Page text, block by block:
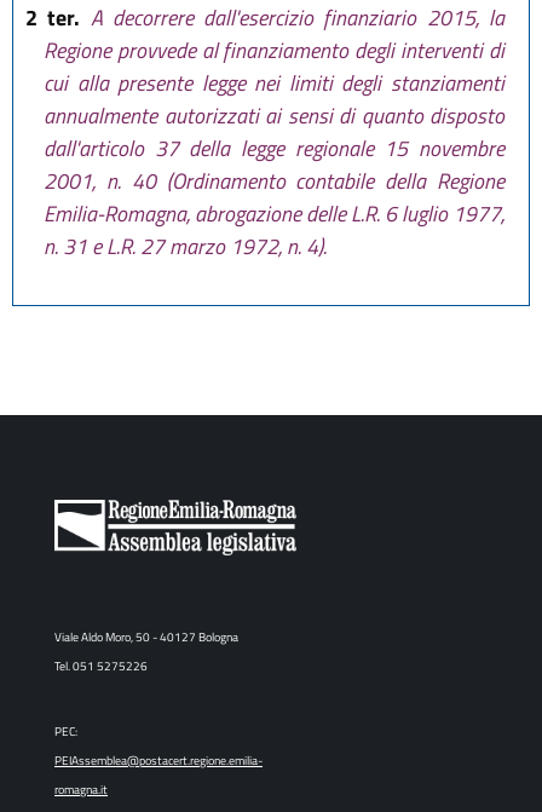
2 ter. A decorrere dall'esercizio finanziario 2015, la
Regione provvede al finanziamento degli interventi di
cui alla presente legge nei limiti degli stanziamenti
annualmente autorizzati ai sensi di quanto disposto
dall'articolo 37 della legge regionale 15 novembre
2001, n. 40 (Ordinamento contabile della Regione
Emilia-Romagna, abrogazione delle L.R. 6 luglio 1977,
n. 31 e L.R. 27 marzo 1972, n. 4).
Viale Aldo Moro, 50 - 40127 Bologna
Tel. 051 5275226
PEC:
PEIAssemblea@postacert.regione.emilia-
romagna.it